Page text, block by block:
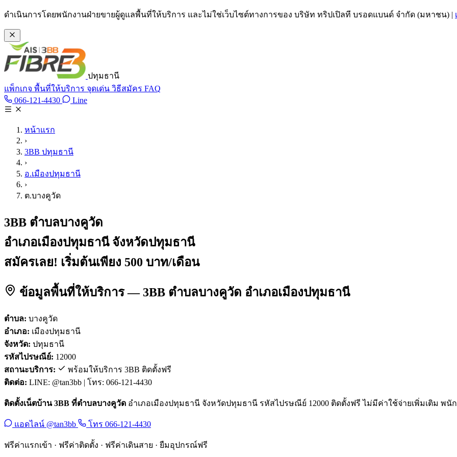
ข้ามไปเนื้อหาหลัก
ดำเนินการโดยพนักงานฝ่ายขายผู้ดูแลพื้นที่ให้บริการ และไม่ใช่เว็บไซต์ทางการของ บริษัท ทริปเปิลที บรอดแบนด์ จำกัด (มหาชน) |
ปทุมธานี
แพ็กเกจ พื้นที่ให้บริการ จุดเด่น วิธีสมัคร FAQ
066-121-4430 โทร 066-121-4430
LineLine @tan3bb
หน้าแรก
›
3BB ปทุมธานี
›
อ.เมืองปทุมธานี
›
ต.บางคูวัด
3BB ตำบลบางคูวัด
อำเภอเมืองปทุมธานี จังหวัดปทุมธานี
สมัครเลย! เริ่มต้นเพียง 500 บาท/เดือน
ข้อมูลพื้นที่ให้บริการ — 3BB ตำบลบางคูวัด อำเภอเมืองปทุมธานี
ตำบล: บางคูวัด
อำเภอ: เมืองปทุมธานี
จังหวัด: ปทุมธานี
รหัสไปรษณีย์: 12000
สถานะบริการ:
พร้อมให้บริการ 3BB ติดตั้งฟรี
ติดต่อ: LINE: @tan3bb | โทร: 066-121-4430
ติดตั้งเน็ตบ้าน 3BB ที่ตำบลบางคูวัด อำเภอเมืองปทุมธานี จังหวัดปทุมธานี รหัสไปรษณีย์ 12000 ติดตั้งฟรี ไม่มีค่าใช้จ่ายเพิ่มเติม พ
แอดไลน์ @tan3bb โทร 066-121-4430
ฟรีค่าแรกเข้า · ฟรีค่าติดตั้ง · ฟรีค่าเดินสาย · ยืมอุปกรณ์ฟรี